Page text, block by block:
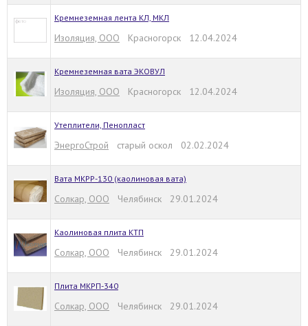
Кремнеземная лента КЛ, МКЛ
Изоляция, ООО Красногорск 12.04.2024
Кремнеземная вата ЭКОВУЛ
Изоляция, ООО Красногорск 12.04.2024
Утеплители, Пенопласт
ЭнергоСтрой старый оскол 02.02.2024
Вата МКРР-130 (каолиновая вата)
Солкар, ООО Челябинск 29.01.2024
Каолиновая плита КТП
Солкар, ООО Челябинск 29.01.2024
Плита МКРП-340
Солкар, ООО Челябинск 29.01.2024